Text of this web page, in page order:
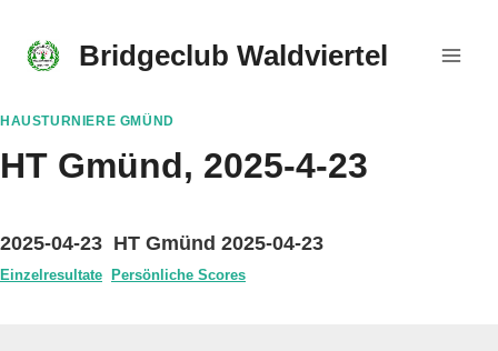
content
Bridgeclub Waldviertel
HAUSTURNIERE GMÜND
HT Gmünd, 2025-4-23
2025-04-23 HT Gmünd 2025-04-23
Einzelresultate Persönliche Scores